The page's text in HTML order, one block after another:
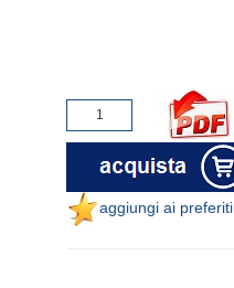
aggiungi ai preferiti